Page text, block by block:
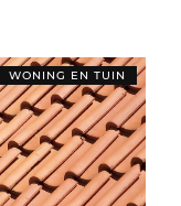
WONING EN TUIN